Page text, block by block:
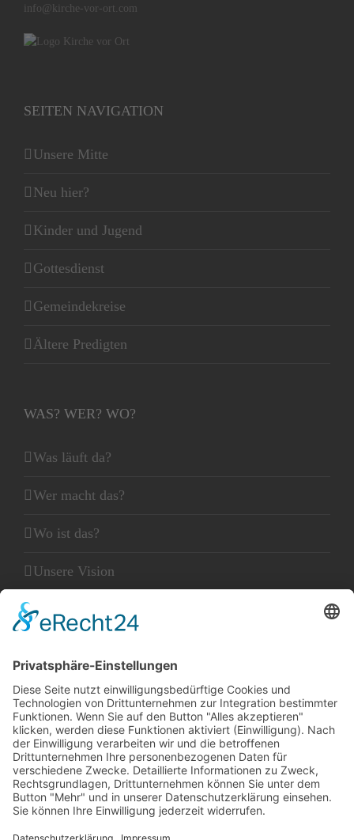
info@kirche-vor-ort.com
SEITEN NAVIGATION
Unsere Mitte
Neu hier?
Kinder und Jugend
Gottesdienst
Gemeindekreise
Ältere Predigten
WAS? WER? WO?
Was läuft da?
Wer macht das?
Wo ist das?
Unsere Vision
Unser Leitbild
KLEINGEDRUCKTES
Kontakt
Datenschutz
Impressum